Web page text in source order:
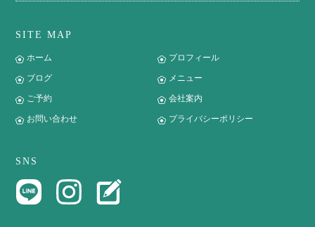
SITE MAP
ホーム プロフィール
ブログ メニュー
ご予約 会社案内
お問い合わせ プライバシーポリシー
SNS